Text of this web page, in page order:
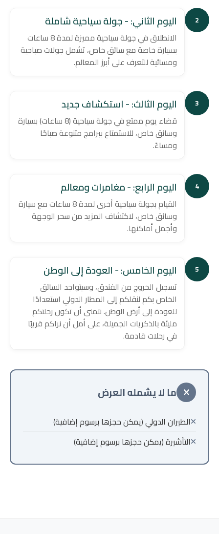
2 اليوم الثاني: - جولة سياحية شاملة
الانطلاق في جولة سياحية مميزة لمدة 8 ساعات
بسيارة خاصة مع سائق خاص، تشمل جولات صباحية
ومسائية للتعرف على أبرز المعالم.
3 اليوم الثالث: - استكشاف جديد
قضاء يوم ممتع في جولة سياحية (8 ساعات) بسيارة
وسائق خاص، للاستمتاع ببرامج متنوعة صباحًا
ومساءً.
4 اليوم الرابع: - مغامرات ومعالم
القيام بجولة سياحية أخرى لمدة 8 ساعات مع سيارة
وسائق خاص، لاكتشاف المزيد من سحر الوجهة
وأجمل أماكنها.
5 اليوم الخامس: - العودة إلى الوطن
تسجيل الخروج من الفندق، وسيتواجد السائق
الخاص بكم لنقلكم إلى المطار الدولي استعدادًا
للعودة إلى أرض الوطن. نتمنى أن تكون رحلتكم
مليئة بالذكريات الجميلة، على أمل أن نراكم قريبًا
في رحلات قادمة.
ما لا يشمله العرض
الطيران الدولي (يمكن حجزها برسوم إضافية)
التأشيرة (يمكن حجزها برسوم إضافية)